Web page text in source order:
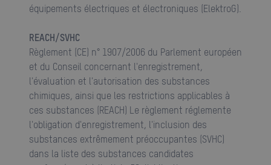
équipements électriques et électroniques (ElektroG).
REACH/SVHC
Règlement (CE) n° 1907/2006 du Parlement européen
et du Conseil concernant l'enregistrement,
l'évaluation et l'autorisation des substances
chimiques, ainsi que les restrictions applicables à
ces substances (REACH) Le règlement réglemente
l'obligation d'enregistrement, l'inclusion des
substances extrêmement préoccupantes (SVHC)
dans la liste des substances candidates